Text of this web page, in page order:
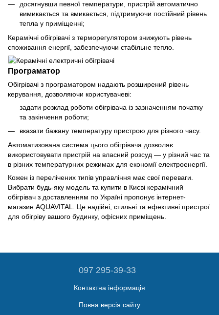
досягнувши певної температури, пристрій автоматично
вимикається та вмикається, підтримуючи постійний рівень
тепла у приміщенні;
Керамічні обігрівачі з терморегулятором знижують рівень
споживання енергії, забезпечуючи стабільне тепло.
Програматор
Обігрівачі з програматором надають розширений рівень
керування, дозволяючи користувачеві:
задати розклад роботи обігрівача із зазначенням початку
та закінчення роботи;
вказати бажану температуру пристрою для різного часу.
Автоматизована система цього обігрівача дозволяє
використовувати пристрій на власний розсуд — у різний час та
в різних температурних режимах для економії електроенергії.
Кожен із перелічених типів управління має свої переваги.
Вибрати будь-яку модель та купити в Києві керамічний
обігрівач з доставленням по Україні пропонує інтернет-
магазин AQUAVITAL. Це надійні, стильні та ефективні пристрої
для обігріву вашого будинку, офісних приміщень.
097 295-39-33
Контактна інформація
Повна версія сайту